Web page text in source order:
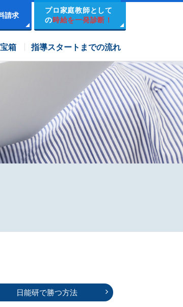
請求
プロ家庭教師として
の時給を一発診断！
ス
箱 指導スタートまでの流れ
日能研で勝つ方法